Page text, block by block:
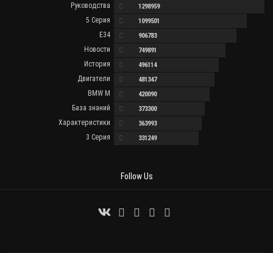
Руководства 1298959
5 Серия 1099501
E34 906783
Новости 749891
История 496114
Двигатели 481347
BMW M 420090
База знаний 373300
Характеристики 363993
3 Серия 331249
Follow Us